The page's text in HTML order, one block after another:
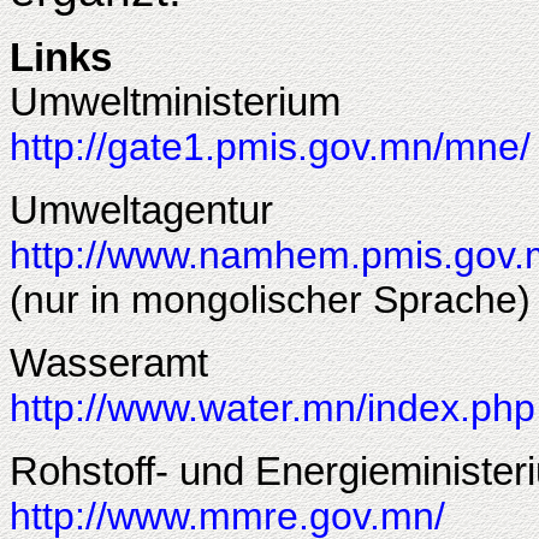
Links
Umweltministerium
http://gate1.pmis.gov.mn/mne/
Umweltagentur
http://
(nur in mongolischer Sprache)
Wasseramt
http://www.water.mn/index.php
Rohstoff- und
http://www.mmre.gov.mn/